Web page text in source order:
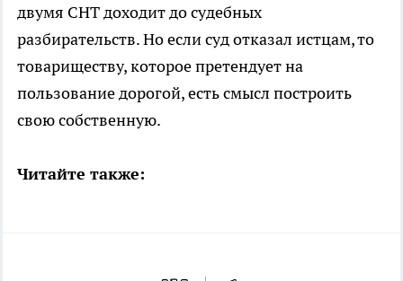
двумя СНТ доходит до судебных
разбирательств. Но если суд отказал истцам, то
товариществу, которое претендует на
пользование дорогой, есть смысл построить
свою собственную.
Читайте также: